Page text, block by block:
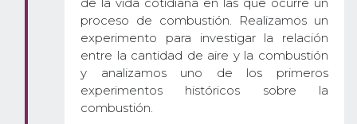
proceso de combustión. Realizamos un
experimento para investigar la relación
entre la cantidad de aire y la combustión
y analizamos uno de los primeros
experimentos históricos sobre la
combustión.